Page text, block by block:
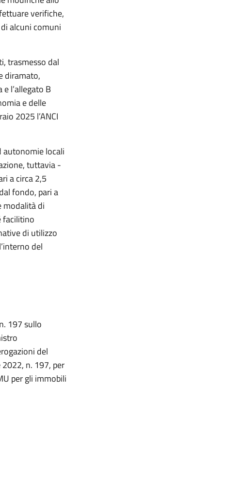
verifiche,
alcuni comuni
trasmesso dal
diramato,
l’allegato B
e delle
2025 l’ANCI
autonomie locali
tuttavia -
a circa 2,5
fondo, pari a
modalità di
facilitino
di utilizzo
del
197 sullo
del
n. 197, per
per gli immobili